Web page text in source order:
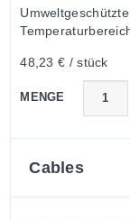
Kabel
gleichwertig
Passender
48,23 € / stück
MENGE
Cables